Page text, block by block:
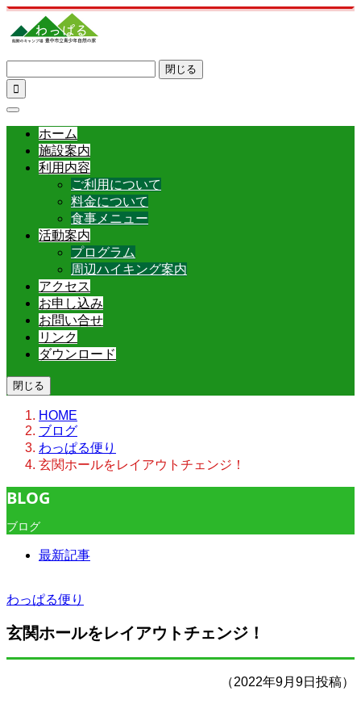
閉じる

ホーム
施設案内
利用内容
ご利用について
料金について
食事メニュー
活動案内
プログラム
周辺ハイキング案内
アクセス
お申し込み
お問い合せ
リンク
ダウンロード
閉じる
HOME
ブログ
わっぱる便り
玄関ホールをレイアウトチェンジ！
BLOG
ブログ
最新記事
わっぱる便り
玄関ホールをレイアウトチェンジ！
（2022年9月9日投稿）